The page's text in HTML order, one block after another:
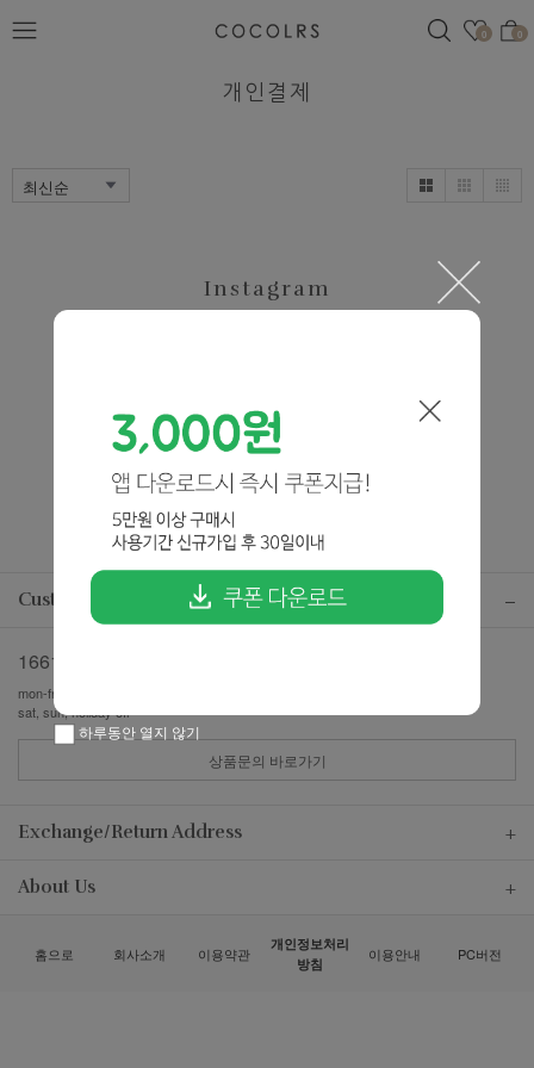
관심
0 0
검색
개인결제
Instagram
Customer center
1661-7357
mon-fri pm13:00-pm17:00
sat, sun, holiday off
상품문의 바로가기
Exchange/Return Address
About Us
홈으로 회사소개 이용약관
개인정보처리
방침
이용안내 PC버전
하루동안 열지 않기